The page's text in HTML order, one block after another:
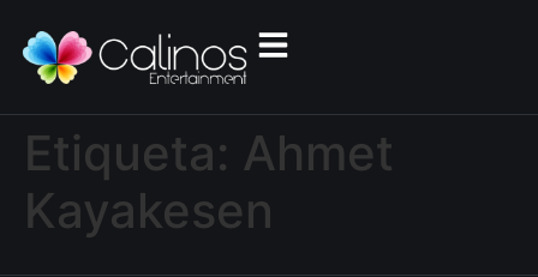
Etiqueta: Ahmet
Kayakesen